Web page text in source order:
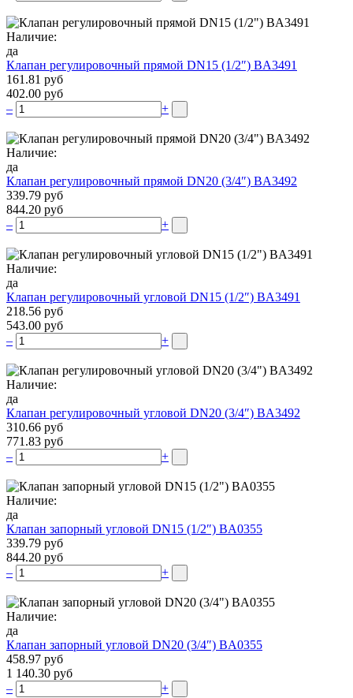
Наличие:
да
Клапан регулировочный прямой DN15 (1/2″) BA3491
161.81 руб
402.00 руб
–
+
Наличие:
да
Клапан регулировочный прямой DN20 (3/4″) BA3492
339.79 руб
844.20 руб
–
+
Наличие:
да
Клапан регулировочный угловой DN15 (1/2″) BA3491
218.56 руб
543.00 руб
–
+
Наличие:
да
Клапан регулировочный угловой DN20 (3/4″) BA3492
310.66 руб
771.83 руб
–
+
Наличие:
да
Клапан запорный угловой DN15 (1/2″) BA0355
339.79 руб
844.20 руб
–
+
Наличие:
да
Клапан запорный угловой DN20 (3/4″) BA0355
458.97 руб
1 140.30 руб
–
+